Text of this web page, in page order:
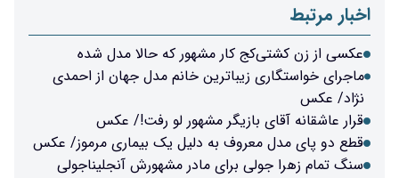
اخبار مرتبط
عکسی از زن کشتی‌کج کار مشهور که حالا مدل شده
ماجرای خواستگاری زیباترین خانم مدل جهان از احمدی
نژاد/ عکس
قرار عاشقانه آقای بازیگر مشهور لو رفت!/ عکس
قطع دو پای مدل معروف به دلیل یک بیماری مرموز/ عکس
سنگ تمام زهرا جولی برای مادر مشهورش آنجلیناجولی